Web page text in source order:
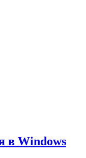
в Windows